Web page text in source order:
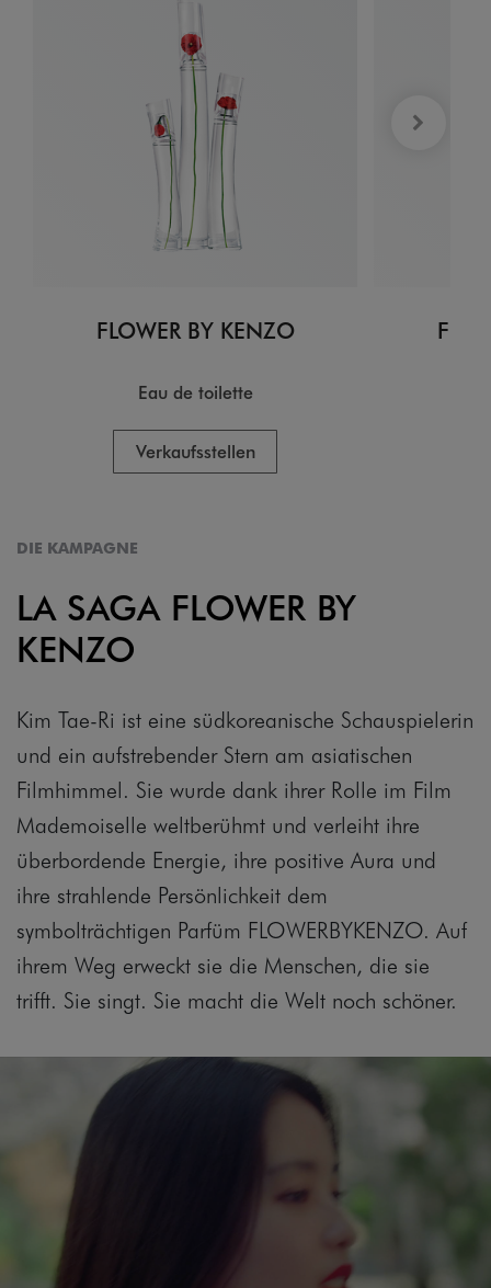
FLOWER BY KENZO
Eau de toilette
Verkaufsstellen
DIE KAMPAGNE
LA SAGA FLOWER BY
KENZO
Kim Tae-Ri ist eine südkoreanische Schauspielerin
und ein aufstrebender Stern am asiatischen
Filmhimmel. Sie wurde dank ihrer Rolle im Film
Mademoiselle weltberühmt und verleiht ihre
überbordende Energie, ihre positive Aura und
ihre strahlende Persönlichkeit dem
symbolträchtigen Parfüm FLOWERBYKENZO. Auf
ihrem Weg erweckt sie die Menschen, die sie
trifft. Sie singt. Sie macht die Welt noch schöner.